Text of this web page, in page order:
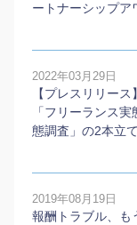
ートナーシップア
2022年03月29日
【プレスリリー
「フリーランス
態調査」の2本⽴
2019年08月19日
報酬トラブル、も